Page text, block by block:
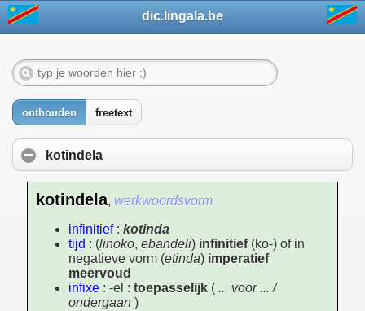
dic.lingala.be
onthouden freetext
kotindela
kotindela, werkwoordsvorm
infinitief: kotinda
tijd : (linoko, ebandeli) infinitief(ko-) of in
negatieve vorm (etinda) imperatief
meervoud
infixe : -el : toepasselijk ( ... voor ... /
ondergaan )